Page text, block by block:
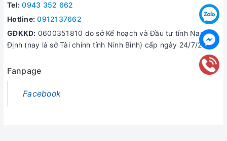
Sử dụng 2 viên pin AAA
Kích thước: 158 x 44 x 23 mm
Tín hiệu: 2.4GHz GFSK
Phạm vi điều khiển <10m
Mua thiết bị tiện ích gia đình thông minh chính hãng
tại Nam Định
Tel: 0943 352 662
Hotline: 0912137662
GĐKKD: 0600351810 do sở Kế hoạch và Đầu tư tỉnh Nam
Định (nay là sở Tài chính tỉnh Ninh Bình) cấp ngày 24/7/2006
Fanpage
Facebook